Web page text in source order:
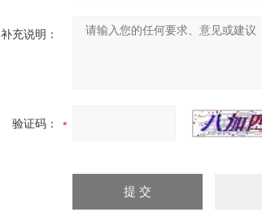
补充说明：
验证码：